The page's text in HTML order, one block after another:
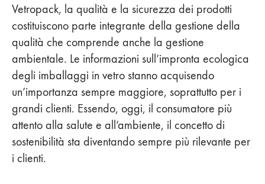
Vetropack, la qualità e la sicurezza dei prodotti
costituiscono parte integrante della gestione della
qualità che comprende anche la gestione
ambientale. Le informazioni sull’impronta ecologica
degli imballaggi in vetro stanno acquisendo
un’importanza sempre maggiore, soprattutto per i
grandi clienti. Essendo, oggi, il consumatore più
attento alla salute e all’ambiente, il concetto di
sostenibilità sta diventando sempre più rilevante per
i clienti.